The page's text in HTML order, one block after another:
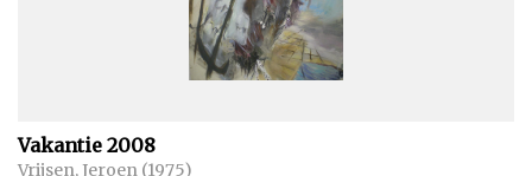
Vakantie 2008
Vrijsen, Jeroen (1975)